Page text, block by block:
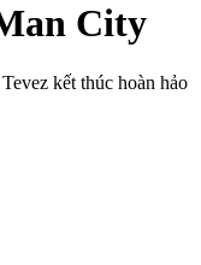
City
kết thúc hoàn hảo